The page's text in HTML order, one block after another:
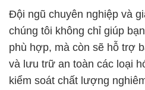
Đội ngũ chuyên nghiệp và
chúng tôi không chỉ giúp
phù hợp, mà còn sẽ hỗ trợ
và lưu trữ an toàn các loại
kiểm soát chất lượng